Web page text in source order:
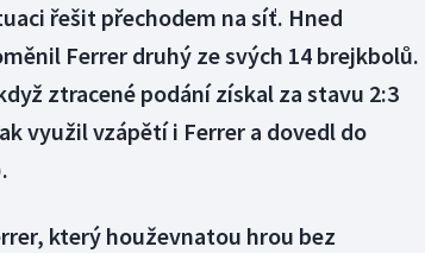
řešit přechodem na síť. Hned
Ferrer druhý ze svých 14 brejkbolů.
ztracené podání získal za stavu 2:3
využil vzápětí i Ferrer a dovedl do
který houževnatou hrou bez